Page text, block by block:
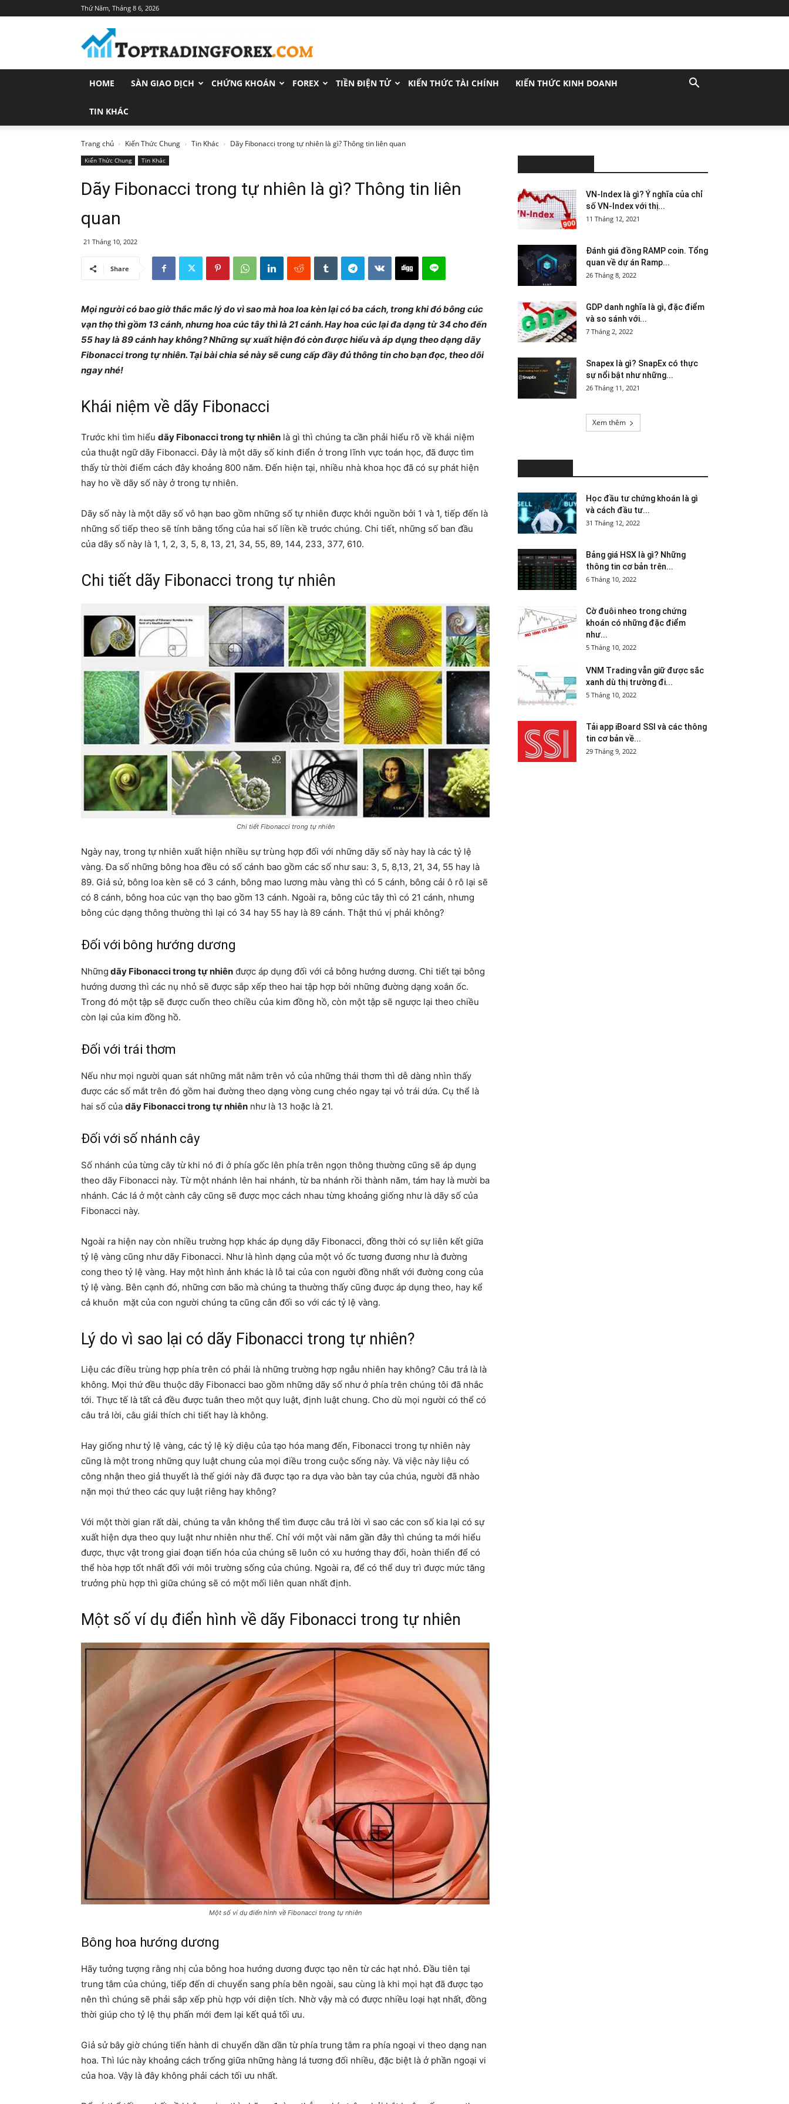
Thứ Năm, Tháng 8 6, 2026
Trang
Tin
Tức
Đầu
HOME SÀN GIAO DỊCH CHỨNG KHOÁN FOREX TIỀN ĐIỆN TỬ KIẾN THỨC TÀI CHÍNH KIẾN THỨC KINH DOANH
TIN KHÁC
Trang chủ Kiến Thức Chung Tin Khác Dãy Fibonacci trong tự nhiên là gì? Thông tin liên quan
Kiến Thức Chung Tin Khác
Dãy Fibonacci trong tự nhiên là gì? Thông tin liên
quan
21 Tháng 10, 2022
Share
Mọi người có bao giờ thắc mắc lý do vì sao mà hoa loa kèn lại có ba cách, trong khi đó bông cúc
vạn thọ thì gồm 13 cánh, nhưng hoa cúc tây thì là 21 cánh. Hay hoa cúc lại đa dạng từ 34 cho đến
55 hay là 89 cánh hay không? Những sự xuất hiện đó còn được hiểu và áp dụng theo dạng dãy
Fibonacci trong tự nhiên. Tại bài chia sẻ này sẽ cung cấp đầy đủ thông tin cho bạn đọc, theo dõi
ngay nhé!
Khái niệm về dãy Fibonacci
Trước khi tìm hiểu dãy Fibonacci trong tự nhiên là gì thì chúng ta cần phải hiểu rõ về khái niệm
của thuật ngữ dãy Fibonacci. Đây là một dãy số kinh điển ở trong lĩnh vực toán học, đã được tìm
thấy từ thời điểm cách đây khoảng 800 năm. Đến hiện tại, nhiều nhà khoa học đã có sự phát hiện
hay ho về dãy số này ở trong tự nhiên.
Dãy số này là một dãy số vô hạn bao gồm những số tự nhiên được khởi nguồn bởi 1 và 1, tiếp đến là
những số tiếp theo sẽ tính bằng tổng của hai số liền kề trước chúng. Chi tiết, những số ban đầu
của dãy số này là 1, 1, 2, 3, 5, 8, 13, 21, 34, 55, 89, 144, 233, 377, 610.
Chi tiết dãy Fibonacci trong tự nhiên
Chi tiết Fibonacci trong tự nhiên
Ngày nay, trong tự nhiên xuất hiện nhiều sự trùng hợp đối với những dãy số này hay là các tỷ lệ
vàng. Đa số những bông hoa đều có số cánh bao gồm các số như sau: 3, 5, 8,13, 21, 34, 55 hay là
89. Giả sử, bông loa kèn sẽ có 3 cánh, bông mao lương màu vàng thì có 5 cánh, bông cải ô rô lại sẽ
có 8 cánh, bông hoa cúc vạn thọ bao gồm 13 cánh. Ngoài ra, bông cúc tây thì có 21 cánh, nhưng
bông cúc dạng thông thường thì lại có 34 hay 55 hay là 89 cánh. Thật thú vị phải không?
Đối với bông hướng dương
Những dãy Fibonacci trong tự nhiên được áp dụng đối với cả bông hướng dương. Chi tiết tại bông
hướng dương thì các nụ nhỏ sẽ được sắp xếp theo hai tập hợp bởi những đường dạng xoắn ốc.
Trong đó một tập sẽ được cuốn theo chiều của kim đồng hồ, còn một tập sẽ ngược lại theo chiều
còn lại của kim đồng hồ.
Đối với trái thơm
Nếu như mọi người quan sát những mắt nằm trên vỏ của những thái thơm thì dễ dàng nhìn thấy
được các số mắt trên đó gồm hai đường theo dạng vòng cung chéo ngay tại vỏ trái dứa. Cụ thể là
hai số của dãy Fibonacci trong tự nhiên như là 13 hoặc là 21.
Đối với số nhánh cây
Số nhánh của từng cây từ khi nó đi ở phía gốc lên phía trên ngọn thông thường cũng sẽ áp dụng
theo dãy Fibonacci này. Từ một nhánh lên hai nhánh, từ ba nhánh rồi thành năm, tám hay là mười ba
nhánh. Các lá ở một cành cây cũng sẽ được mọc cách nhau từng khoảng giống như là dãy số của
Fibonacci này.
Ngoài ra hiện nay còn nhiều trường hợp khác áp dụng dãy Fibonacci, đồng thời có sự liên kết giữa
tỷ lệ vàng cũng như dãy Fibonacci. Như là hình dạng của một vỏ ốc tương đương như là đường
cong theo tỷ lệ vàng. Hay một hình ảnh khác là lỗ tai của con người đồng nhất với đường cong của
tỷ lệ vàng. Bên cạnh đó, những cơn bão mà chúng ta thường thấy cũng được áp dụng theo, hay kể
cả khuôn mặt của con người chúng ta cũng cân đối so với các tỷ lệ vàng.
Lý do vì sao lại có dãy Fibonacci trong tự nhiên?
Liệu các điều trùng hợp phía trên có phải là những trường hợp ngẫu nhiên hay không? Câu trả là là
không. Mọi thứ đều thuộc dãy Fibonacci bao gồm những dãy số như ở phía trên chúng tôi đã nhắc
tới. Thực tế là tất cả đều được tuân theo một quy luật, định luật chung. Cho dù mọi người có thể có
câu trả lời, câu giải thích chi tiết hay là không.
Hay giống như tỷ lệ vàng, các tỷ lệ kỳ diệu của tạo hóa mang đến, Fibonacci trong tự nhiên này
cũng là một trong những quy luật chung của mọi điều trong cuộc sống này. Và việc này liệu có
công nhận theo giả thuyết là thế giới này đã được tạo ra dựa vào bàn tay của chúa, người đã nhào
nặn mọi thứ theo các quy luật riêng hay không?
Với một thời gian rất dài, chúng ta vẫn không thể tìm được câu trả lời vì sao các con số kia lại có sự
xuất hiện dựa theo quy luật như nhiên như thế. Chỉ với một vài năm gần đây thì chúng ta mới hiểu
được, thực vật trong giai đoạn tiến hóa của chúng sẽ luôn có xu hướng thay đổi, hoàn thiển để có
thể hòa hợp tốt nhất đối với môi trường sống của chúng. Ngoài ra, để có thể duy trì được mức tăng
trưởng phù hợp thì giữa chúng sẽ có một mối liên quan nhất định.
Một số ví dụ điển hình về dãy Fibonacci trong tự nhiên
Một số ví dụ điển hình về Fibonacci trong tự nhiên
Bông hoa hướng dương
Hãy tưởng tượng rằng nhị của bông hoa hướng dương được tạo nên từ các hạt nhỏ. Đầu tiên tại
trung tâm của chúng, tiếp đến di chuyển sang phía bên ngoài, sau cùng là khi mọi hạt đã được tạo
nên thì chúng sẽ phải sắp xếp phù hợp với diện tích. Nhờ vậy mà có được nhiều loại hạt nhất, đồng
thời giúp cho tỷ lệ thụ phấn mới đem lại kết quả tối ưu.
Giả sử bây giờ chúng tiến hành di chuyển dần dần từ phía trung tâm ra phía ngoại vi theo dạng nan
hoa. Thì lúc này khoảng cách trống giữa những hàng lá tương đối nhiều, đặc biệt là ở phần ngoại vi
của hoa. Vậy là đây không phải cách tối ưu nhất.
VN-Index là gì? Ý nghĩa của chỉ
số VN-Index với thị...
11 Tháng 12, 2021
Đánh giá đồng RAMP coin. Tổng
quan về dự án Ramp...
26 Tháng 8, 2022
GDP danh nghĩa là gì, đặc điểm
và so sánh với...
7 Tháng 2, 2022
Snapex là gì? SnapEx có thực
sự nổi bật như những...
26 Tháng 11, 2021
Xem thêm
Học đầu tư chứng khoán là gì
và cách đầu tư...
31 Tháng 12, 2022
Bảng giá HSX là gì? Những
thông tin cơ bản trên...
6 Tháng 10, 2022
Cờ đuôi nheo trong chứng
khoán có những đặc điểm
như...
5 Tháng 10, 2022
VNM Trading vẫn giữ được sắc
xanh dù thị trường đi...
5 Tháng 10, 2022
Tải app iBoard SSI và các thông
tin cơ bản về...
29 Tháng 9, 2022